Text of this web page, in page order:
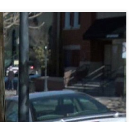
wpadł na genialny pomysł i
w domu marihuanę
się nią podzielić, bo na sprzedaż
wraz z wolontariuszami ze